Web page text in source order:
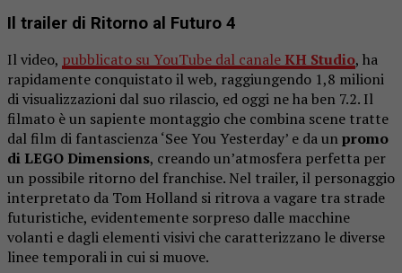
Il trailer di Ritorno al Futuro 4
Il video, pubblicato su YouTube dal canale KH Studio, ha
rapidamente conquistato il web, raggiungendo 1,8 milioni
di visualizzazioni dal suo rilascio, ed oggi ne ha ben 7.2. Il
filmato è un sapiente montaggio che combina scene tratte
dal film di fantascienza ‘See You Yesterday’ e da unpromo
di LEGO Dimensions, creando un’atmosfera perfetta per
un possibile ritorno del franchise. Nel trailer, il personaggio
interpretato da Tom Holland si ritrova a vagare tra strade
futuristiche, evidentemente sorpreso dalle macchine
volanti e dagli elementi visivi che caratterizzano le diverse
linee temporali in cui si muove.